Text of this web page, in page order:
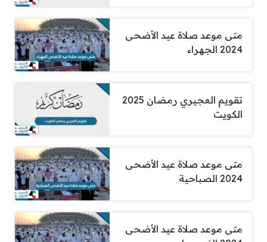
متى موعد صلاة عيد الأضحى
2024 الجهراء
تقويم العجيري رمضان 2025
الكويت
متى موعد صلاة عيد الأضحى
2024 الصباحية
متى موعد صلاة عيد الأضحى